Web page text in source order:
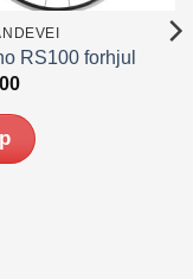
RS100 forhjul